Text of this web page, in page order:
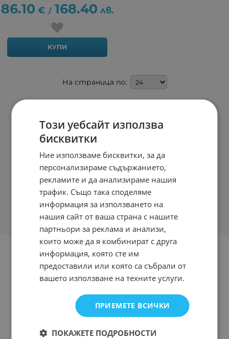
86.10 € / 168.40 лв.
КУПИ
На страница по:
Този уебсайт използва
бисквитки
Ние използваме бисквитки, за да
персонализираме съдържанието,
рекламите и да анализираме нашия
трафик. Също така споделяме
информация за използването на
нашия сайт от ваша страна с нашите
партньори за реклама и анализи,
които може да я комбинират с друга
информация, която сте им
предоставили или която са събрали от
вашето използване на техните услуги.
ПРИЕМЕТЕ ВСИЧКИ
ПОКАЖЕТЕ ПОДРОБНОСТИ